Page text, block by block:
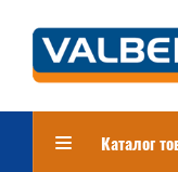
Каталог